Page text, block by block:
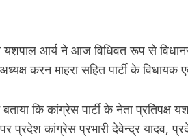
यशपाल आर्य ने आज विधिवत रूप से
करन माहरा सहित पार्टी के विधायक
बताया कि कांग्रेस पार्टी के नेता
कांग्रेस प्रभारी देवेन्द्र यादव,